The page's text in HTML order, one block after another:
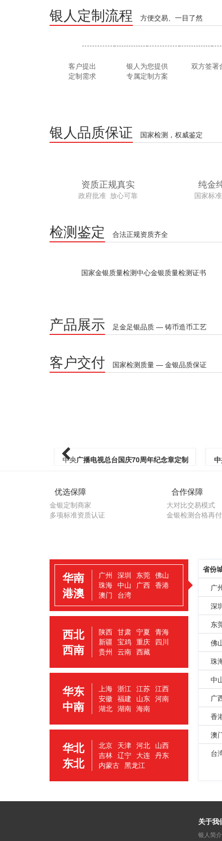
银人定制流程 方便交易、一目了然
客户提出
定制需求
银人为您提供
专属定制方案
双方签署
银人品质保证 国家检测，权威鉴定
资质正规真实
政府批准 放心可靠
纯金
国家标
检测鉴定 合法正规资质齐全
国家金银质量检测中心金银质量检测证书
产品展示 足金足银品质 — 铸币造币工艺
客户交付 国家检测质量 — 金银品质保证
中央广播电视总台国庆70周年纪念章定制
优选保障
金银定制商家
多项标准资质认证
合作保障
大对比交易模式
金银检测合格再
华南
港澳
广州 深圳 东莞 佛山
珠海 中山 广西 香港
澳门 台湾
西北
西南
陕西 甘肃 宁夏 青海
新疆 宝鸡 重庆 四川
贵州 云南 西藏
华东
中南
上海 浙江 江苏 江西
安徽 福建 山东 河南
湖北 湖南 海南
华北
东北
北京 天津 河北 山西
吉林 辽宁 大连 丹东
内蒙古 黑龙江
省份
广
深
东
佛
珠
中
广
香
澳
台
关于我
银人简介